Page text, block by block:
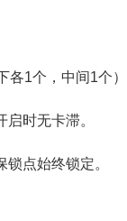
1个，中间1个）
时无卡滞。
点始终锁定。